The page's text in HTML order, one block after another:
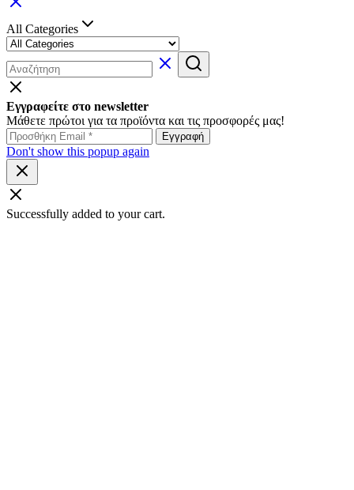
All Categories
Εγγραφείτε στο newsletter
Μάθετε πρώτοι για τα προϊόντα και τις προσφορές μας!
Don't show this popup again
Successfully added to your cart.